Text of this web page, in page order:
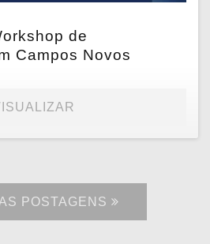
de
Campos Novos
POSTAGENS